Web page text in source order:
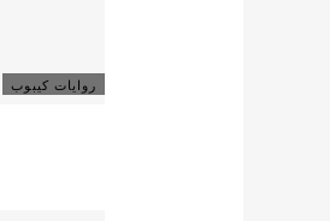
روايات كيبوب